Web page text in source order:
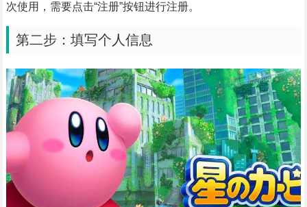
次使用，需要点击“注册”按钮进行注册。
第二步：填写个人信息